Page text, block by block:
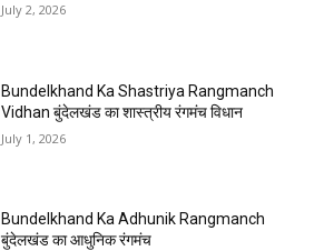
July 2, 2026
Bundelkhand Ka Shastriya Rangmanch
Vidhan बुंदेलखंड का शास्त्रीय रंगमंच विधान
July 1, 2026
Bundelkhand Ka Adhunik Rangmanch
बुंदेलखंड का आधुनिक रंगमंच